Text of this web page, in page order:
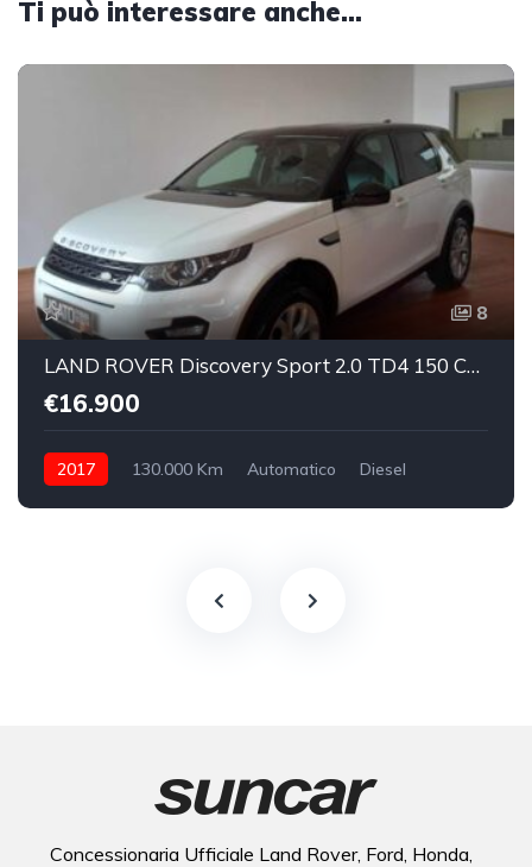
Ti può interessare anche...
8
LAND ROVER Discovery Sport 2.0 TD4 150 CV SE
€16.900
2017 130.000 Km Automatico
Diesel
Concessionaria Ufficiale Land Rover, Ford, Honda,